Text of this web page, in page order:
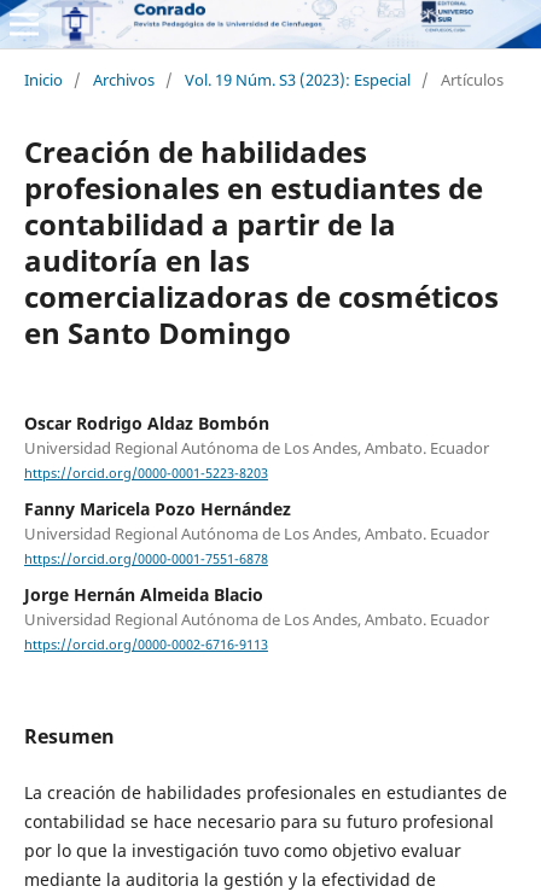
Inicio / Archivos / Vol. 19 Núm. S3 (2023): Especial / Artículos
Creación de habilidades
profesionales en estudiantes de
contabilidad a partir de la
auditoría en las
comercializadoras de cosméticos
en Santo Domingo
Oscar Rodrigo Aldaz Bombón
Universidad Regional Autónoma de Los Andes, Ambato. Ecuador
https://orcid.org/0000-0001-5223-8203
Fanny Maricela Pozo Hernández
Universidad Regional Autónoma de Los Andes, Ambato. Ecuador
https://orcid.org/0000-0001-7551-6878
Jorge Hernán Almeida Blacio
Universidad Regional Autónoma de Los Andes, Ambato. Ecuador
https://orcid.org/0000-0002-6716-9113
Resumen
La creación de habilidades profesionales en estudiantes de
contabilidad se hace necesario para su futuro profesional
por lo que la investigación tuvo como objetivo evaluar
mediante la auditoria la gestión y la efectividad de